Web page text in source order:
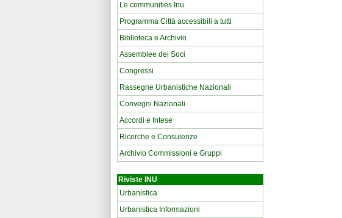
Le communities Inu
Programma Città accessibili a tutti
Biblioteca e Archivio
Assemblee dei Soci
Congressi
Rassegne Urbanistiche Nazionali
Convegni Nazionali
Accordi e Intese
Ricerche e Consulenze
Archivio Commissioni e Gruppi
Riviste INU
Urbanistica
Urbanistica Informazioni